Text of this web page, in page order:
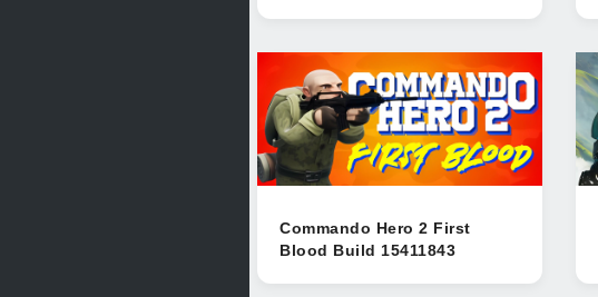
Commando Hero 2 First
Blood Build 15411843